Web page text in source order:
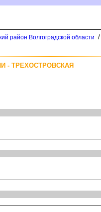
район Волгоградской области /
- ТРЕХОСТРОВСКАЯ